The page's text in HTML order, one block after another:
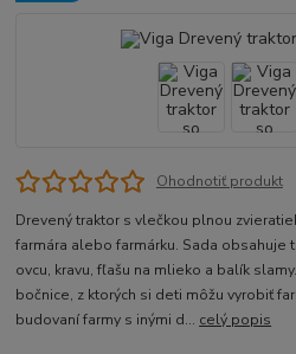
Ohodnotiť produkt
Drevený traktor s vlečkou plnou
farmára alebo farmárku. Sada obsahuje
ovcu, kravu, fľašu na mlieko a balík
bočnice, z ktorých si deti môžu vyrobiť
budovaní farmy s inými d... celý popis